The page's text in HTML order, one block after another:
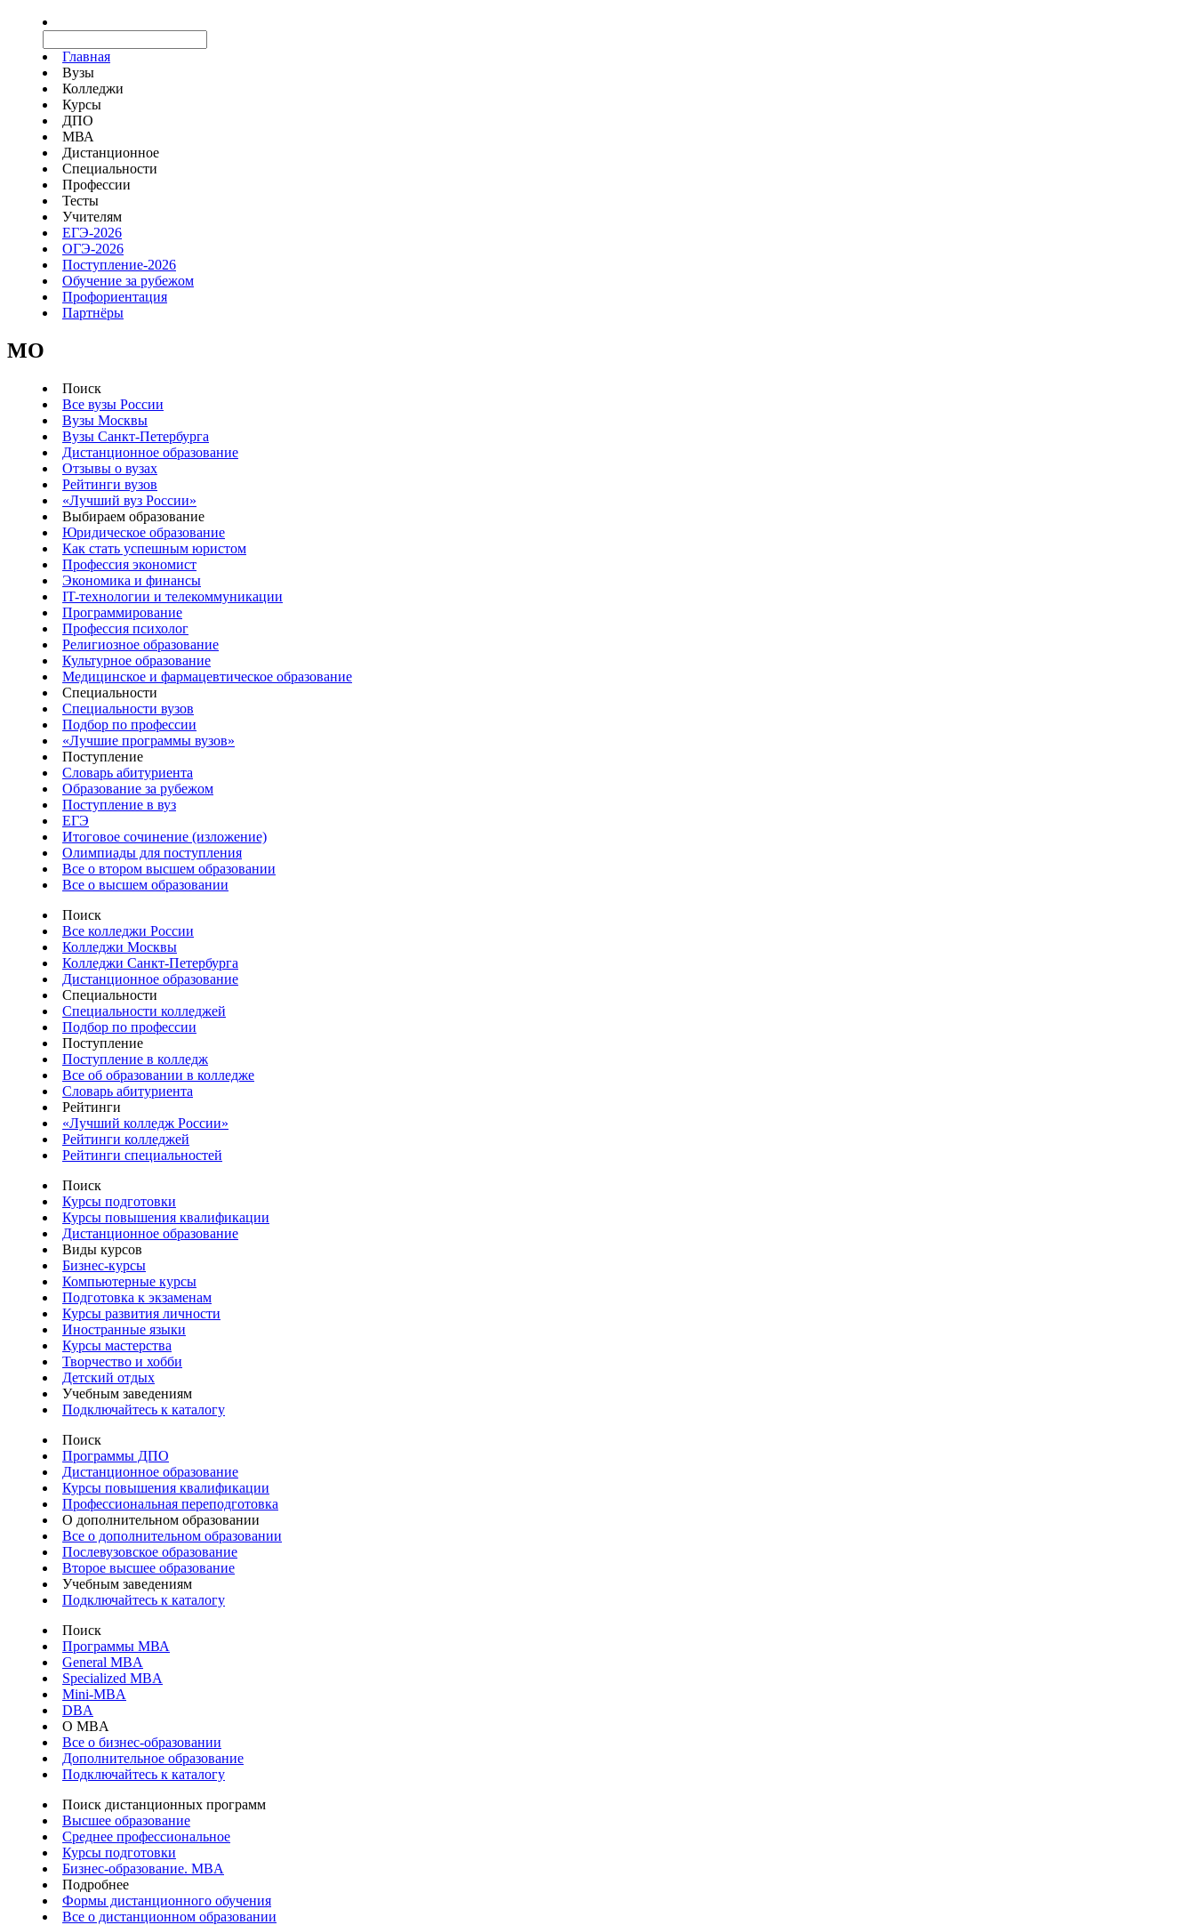
Главная
Вузы
Колледжи
Курсы
ДПО
МВА
Дистанционное
Специальности
Профессии
Тесты
Учителям
ЕГЭ-2026
ОГЭ-2026
Поступление-2026
Обучение за рубежом
Профориентация
Партнёры
MO
Поиск
Все вузы России
Вузы Москвы
Вузы Санкт-Петербурга
Дистанционное образование
Отзывы о вузах
Рейтинги вузов
«Лучший вуз России»
Выбираем образование
Юридическое образование
Как стать успешным юристом
Профессия экономист
Экономика и финансы
IT-технологии и телекоммуникации
Программирование
Профессия психолог
Религиозное образование
Культурное образование
Медицинское и фармацевтическое образование
Специальности
Специальности вузов
Подбор по профессии
«Лучшие программы вузов»
Поступление
Словарь абитуриента
Образование за рубежом
Поступление в вуз
ЕГЭ
Итоговое сочинение (изложение)
Олимпиады для поступления
Все о втором высшем образовании
Все о высшем образовании
Поиск
Все колледжи России
Колледжи Москвы
Колледжи Санкт-Петербурга
Дистанционное образование
Специальности
Специальности колледжей
Подбор по профессии
Поступление
Поступление в колледж
Все об образовании в колледже
Словарь абитуриента
Рейтинги
«Лучший колледж России»
Рейтинги колледжей
Рейтинги специальностей
Поиск
Курсы подготовки
Курсы повышения квалификации
Дистанционное образование
Виды курсов
Бизнес-курсы
Компьютерные курсы
Подготовка к экзаменам
Курсы развития личности
Иностранные языки
Курсы мастерства
Творчество и хобби
Детский отдых
Учебным заведениям
Подключайтесь к каталогу
Поиск
Программы ДПО
Дистанционное образование
Курсы повышения квалификации
Профессиональная переподготовка
О дополнительном образовании
Все о дополнительном образовании
Послевузовское образование
Второе высшее образование
Учебным заведениям
Подключайтесь к каталогу
Поиск
Программы МВА
General MBA
Specialized MBA
Mini-MBA
DBA
О MBA
Все о бизнес-образовании
Дополнительное образование
Подключайтесь к каталогу
Поиск дистанционных программ
Высшее образование
Среднее профессиональное
Курсы подготовки
Бизнес-образование. MBA
Подробнее
Формы дистанционного обучения
Все о дистанционном образовании